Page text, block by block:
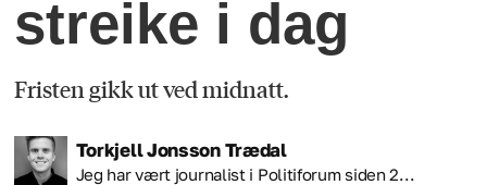
streike i dag
Fristen gikk ut ved midnatt.
TorkjellJonsson Trædal
Jeg har vært journalist i Politiforum siden 2...